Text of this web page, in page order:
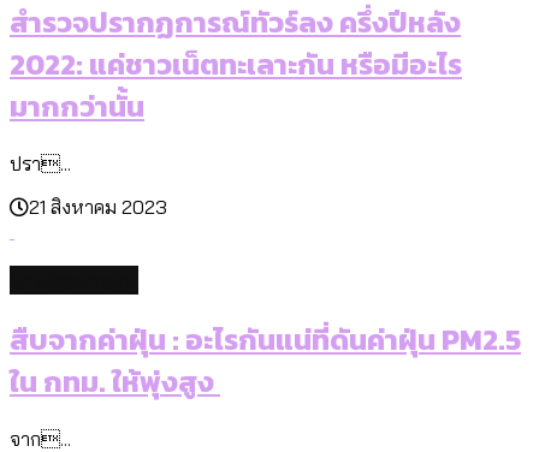
สำรวจปรากฏการณ์ทัวร์ลง ครึ่งปีหลัง
2022: แค่ชาวเน็ตทะเลาะกัน หรือมีอะไร
มากกว่านั้น
ปรา...
21 สิงหาคม 2023
สืบจากค่าฝุ่น : อะไรกันแน่ที่ดันค่าฝุ่น PM2.5
ใน กทม. ให้พุ่งสูง
จาก...